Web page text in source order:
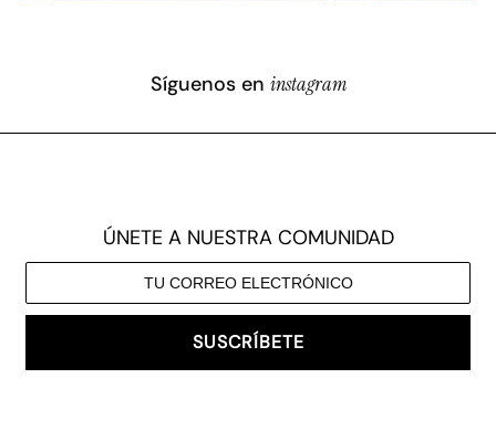
Síguenos en instagram
ÚNETE A NUESTRA COMUNIDAD
SUSCRÍBETE